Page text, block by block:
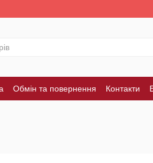
Обмін та повернення Контакти